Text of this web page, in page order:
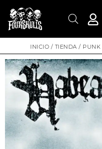
INICIO / TIENDA / PUNK